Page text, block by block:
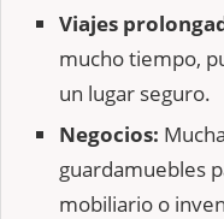
Viajes
mucho tiempo,
un lugar seguro.
Negocios:
guardamuebles
mobiliario o